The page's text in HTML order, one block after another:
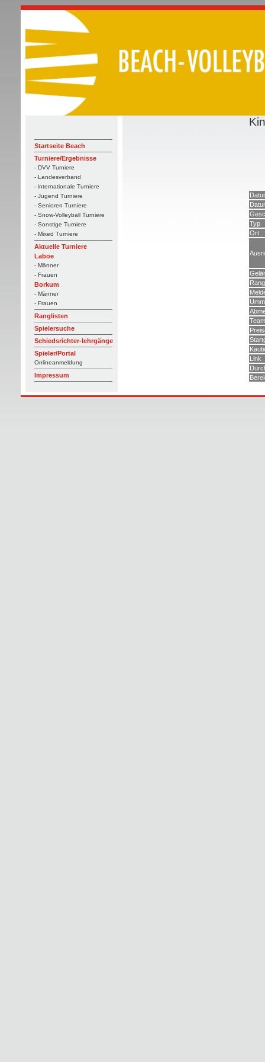
Startseite Beach
Turniere/Ergebnisse
- DVV Turniere
- Landesverband
- internationale Turniere
- Jugend Turniere
- Senioren Turniere
- Snow-Volleyball Turniere
- Sonstige Turniere
- Mixed Turniere
Aktuelle Turniere
Laboe
- Männer
- Frauen
Borkum
- Männer
- Frauen
Ranglisten
Spielersuche
Schiedsrichter-lehrgänge
Spieler/Portal
Onlineanmeldung
Impressum
Typ
Ort
Link